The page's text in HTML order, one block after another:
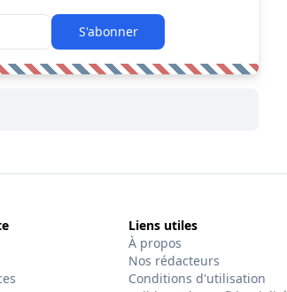
S'abonner
Liens utiles
À propos
Nos rédacteurs
Conditions d'utilisation